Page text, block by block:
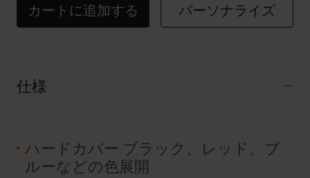
カートに追加する パーソナライズ
仕様
ハードカバー ブラック、レッド、ブ
ルーなどの色展開